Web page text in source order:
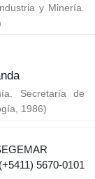
y Minería.
Secretaría de
1986)
5670-0101